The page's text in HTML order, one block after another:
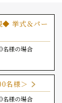
◆ 挙式＆パー
名様の場合
名様＞
名様の場合